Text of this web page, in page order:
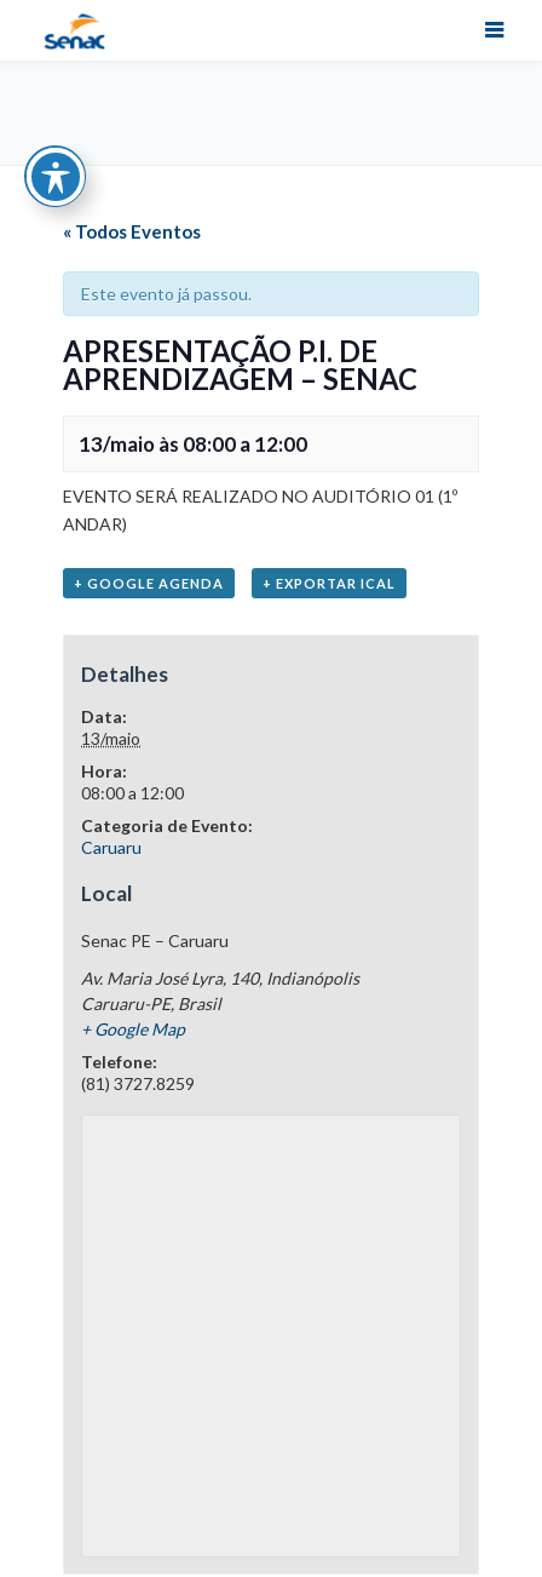
« Todos Eventos
Este evento já passou.
APRESENTAÇÃO P.I. DE
APRENDIZAGEM – SENAC
13/maio às 08:00a12:00
EVENTO SERÁ REALIZADO NO AUDITÓRIO 01 (1º
ANDAR)
+ GOOGLE AGENDA + EXPORTAR ICAL
Detalhes
Data:
13/maio
Hora:
08:00 a 12:00
Categoria de Evento:
Caruaru
Local
Senac PE – Caruaru
Av. Maria José Lyra, 140, Indianópolis
Caruaru-PE, Brasil
+ Google Map
Telefone:
(81) 3727.8259